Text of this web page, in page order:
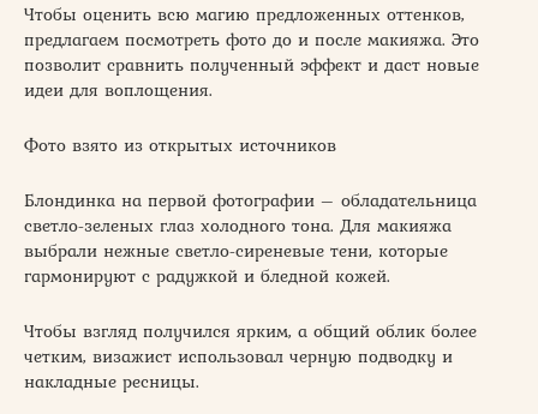
Чтобы оценить всю магию предложенных оттенков,
предлагаем посмотреть фото до и после макияжа. Это
позволит сравнить полученный эффект и даст новые
идеи для воплощения.
Фото взято из открытых источников
Блондинка на первой фотографии – обладательница
светло-зеленых глаз холодного тона. Для макияжа
выбрали нежные светло-сиреневые тени, которые
гармонируют с радужкой и бледной кожей.
Чтобы взгляд получился ярким, а общий облик более
четким, визажист использовал черную подводку и
накладные ресницы.